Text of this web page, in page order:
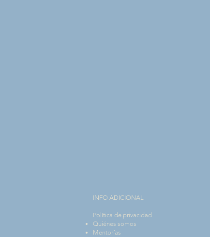
INFO ADICIONAL​
Política de privacidad
Quiénes somos
Mentorías